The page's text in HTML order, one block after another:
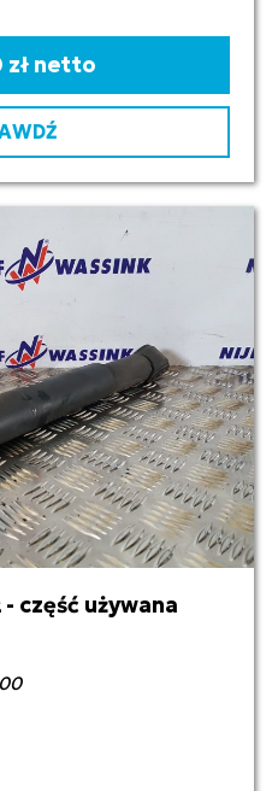
netto
- część używana